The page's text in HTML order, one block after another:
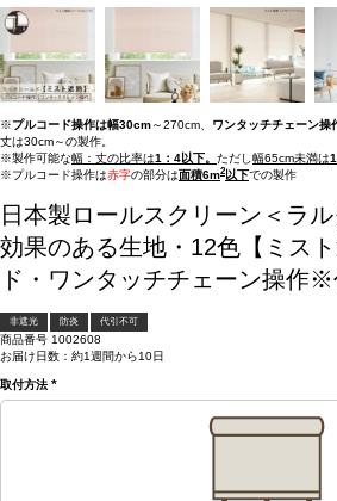
※プルコード操作は幅30cm～270cm、 ワンタッチチェーン操
丈は30cm～の製作。
※製作可能な幅：丈の比率は1：4以下。 ただし幅65cm未満は
※プルコード操作は赤字の部分は面積6m2以下での製作
日本製ロールスクリーン＜ラ
効果のある生地・12色【ミス
ド・ワンタッチチェーン操作
非遮光 防炎 代引不可
商品番号 1002608
お届け日数：約1週間から10日
取付方法
(必